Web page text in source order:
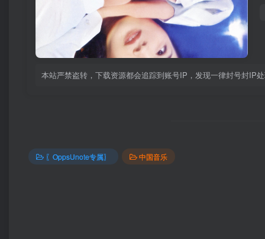
本站严禁盗转，下载资源都会追踪到账号IP，发现一律封号封IP
〖OppsUnote专属〗 中国音乐